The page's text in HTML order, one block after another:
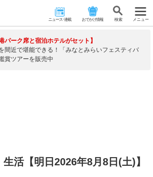
ニュース･連載 おでかけ情報 検 索 メニュー
港パーク席と宿泊ホテルがセット】
間近で堪能できる！「みなとみらいフェスティバ
賞ツアーを販売中
活【明日2026年8月8日(土)】